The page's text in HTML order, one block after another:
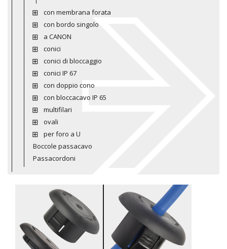
con membrana forata
con bordo singolo
a CANON
conici
conici di bloccaggio
conici IP 67
con doppio cono
con bloccacavo IP 65
multifilari
ovali
per foro a U
Boccole passacavo
Passacordoni